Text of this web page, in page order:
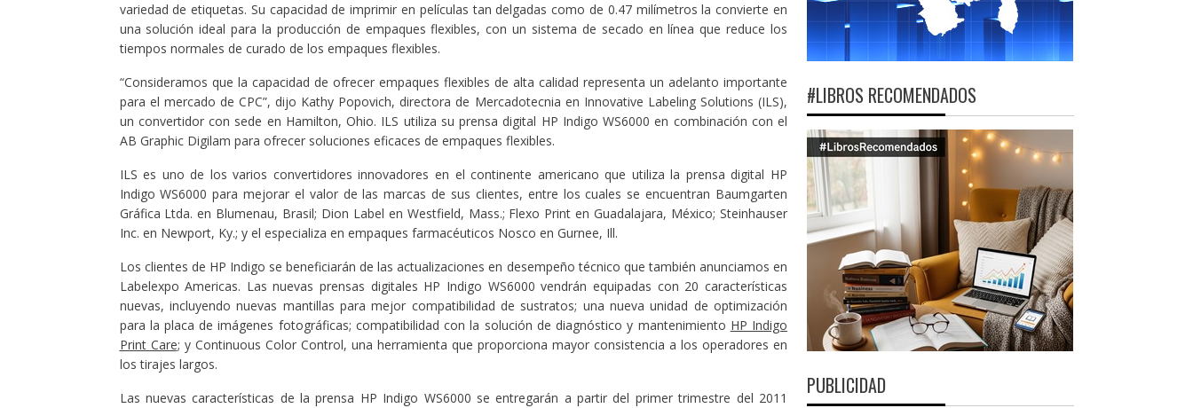
variedad de etiquetas. Su capacidad de imprimir en películas tan delgadas como de 0.47 milímetros la convierte en
una solución ideal para la producción de empaques flexibles, con un sistema de secado en línea que reduce los
tiempos normales de curado de los empaques flexibles.
“Consideramos que la capacidad de ofrecer empaques flexibles de alta calidad representa un adelanto importante
para el mercado de CPC”, dijo Kathy Popovich, directora de Mercadotecnia en Innovative Labeling Solutions (ILS),
un convertidor con sede en Hamilton, Ohio. ILS utiliza su prensa digital HP Indigo WS6000 en combinación con el
AB Graphic Digilam para ofrecer soluciones eficaces de empaques flexibles.
ILS es uno de los varios convertidores innovadores en el continente americano que utiliza la prensa digital HP
Indigo WS6000 para mejorar el valor de las marcas de sus clientes, entre los cuales se encuentran Baumgarten
Gráfica Ltda. en Blumenau, Brasil; Dion Label en Westfield, Mass.; Flexo Print en Guadalajara, México; Steinhauser
Inc. en Newport, Ky.; y el especializa en empaques farmacéuticos Nosco en Gurnee, Ill.
Los clientes de HP Indigo se beneficiarán de las actualizaciones en desempeño técnico que también anunciamos en
Labelexpo Americas. Las nuevas prensas digitales HP Indigo WS6000 vendrán equipadas con 20 características
nuevas, incluyendo nuevas mantillas para mejor compatibilidad de sustratos; una nueva unidad de optimización
para la placa de imágenes fotográficas; compatibilidad con la solución de diagnóstico y mantenimiento HP Indigo
Print Care; y Continuous Color Control, una herramienta que proporciona mayor consistencia a los operadores en
los tirajes largos.
Las nuevas características de la prensa HP Indigo WS6000 se entregarán a partir del primer trimestre del 2011
#LIBROS RECOMENDADOS
PUBLICIDAD